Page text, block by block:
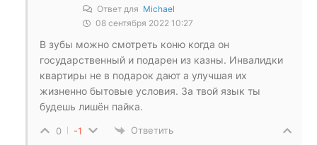
Ответ для Michael
08 сентября 2022 10:27
В зубы можно смотреть коню когда он
государственный и подарен из казны. Инвалидки
квартиры не в подарок дают а улучшая их
жизненно бытовые условия. За твой язык ты
будешь лишён пайка.
0 -1 Ответить